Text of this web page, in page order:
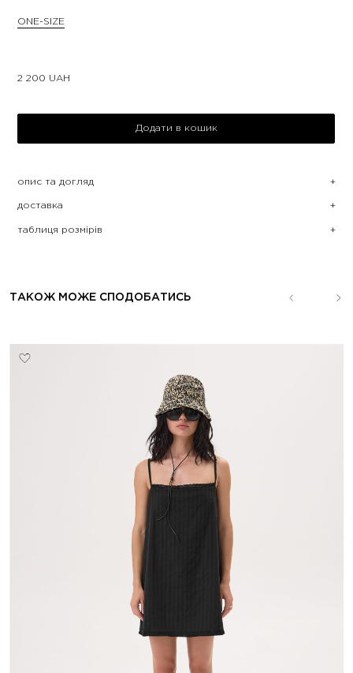
ONE-SIZE
2 200 UAH
Додати в кошик
опис та догляд
доставка
таблиця розмірів
ТАКОЖ МОЖЕ СПОДОБАТИСЬ